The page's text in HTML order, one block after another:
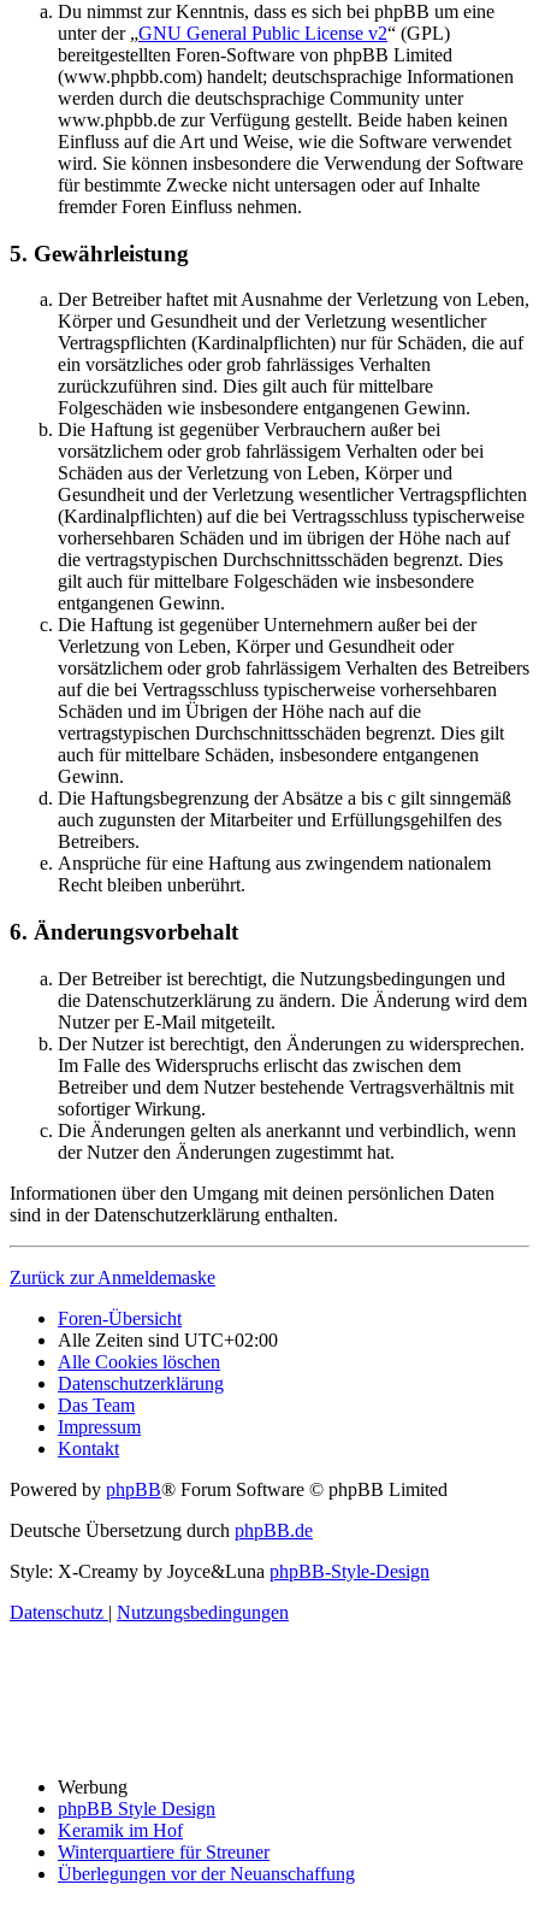
Du nimmst zur Kenntnis, dass es sich bei phpBB um eine
unter der „GNU General Public License v2“ (GPL)
bereitgestellten Foren-Software von phpBB Limited
(www.phpbb.com) handelt; deutschsprachige Informationen
werden durch die deutschsprachige Community unter
www.phpbb.de zur Verfügung gestellt. Beide haben keinen
Einfluss auf die Art und Weise, wie die Software verwendet
wird. Sie können insbesondere die Verwendung der Software
für bestimmte Zwecke nicht untersagen oder auf Inhalte
fremder Foren Einfluss nehmen.
5. Gewährleistung
Der Betreiber haftet mit Ausnahme der Verletzung von Leben,
Körper und Gesundheit und der Verletzung wesentlicher
Vertragspflichten (Kardinalpflichten) nur für Schäden, die auf
ein vorsätzliches oder grob fahrlässiges Verhalten
zurückzuführen sind. Dies gilt auch für mittelbare
Folgeschäden wie insbesondere entgangenen Gewinn.
Die Haftung ist gegenüber Verbrauchern außer bei
vorsätzlichem oder grob fahrlässigem Verhalten oder bei
Schäden aus der Verletzung von Leben, Körper und
Gesundheit und der Verletzung wesentlicher Vertragspflichten
(Kardinalpflichten) auf die bei Vertragsschluss typischerweise
vorhersehbaren Schäden und im übrigen der Höhe nach auf
die vertragstypischen Durchschnittsschäden begrenzt. Dies
gilt auch für mittelbare Folgeschäden wie insbesondere
entgangenen Gewinn.
Die Haftung ist gegenüber Unternehmern außer bei der
Verletzung von Leben, Körper und Gesundheit oder
vorsätzlichem oder grob fahrlässigem Verhalten des Betreibers
auf die bei Vertragsschluss typischerweise vorhersehbaren
Schäden und im Übrigen der Höhe nach auf die
vertragstypischen Durchschnittsschäden begrenzt. Dies gilt
auch für mittelbare Schäden, insbesondere entgangenen
Gewinn.
Die Haftungsbegrenzung der Absätze a bis c gilt sinngemäß
auch zugunsten der Mitarbeiter und Erfüllungsgehilfen des
Betreibers.
Ansprüche für eine Haftung aus zwingendem nationalem
Recht bleiben unberührt.
6. Änderungsvorbehalt
Der Betreiber ist berechtigt, die Nutzungsbedingungen und
die Datenschutzerklärung zu ändern. Die Änderung wird dem
Nutzer per E-Mail mitgeteilt.
Der Nutzer ist berechtigt, den Änderungen zu widersprechen.
Im Falle des Widerspruchs erlischt das zwischen dem
Betreiber und dem Nutzer bestehende Vertragsverhältnis mit
sofortiger Wirkung.
Die Änderungen gelten als anerkannt und verbindlich, wenn
der Nutzer den Änderungen zugestimmt hat.
Informationen über den Umgang mit deinen persönlichen Daten
sind in der Datenschutzerklärung enthalten.
Zurück zur Anmeldemaske
Foren-Übersicht
Alle Zeiten sind UTC+02:00
Alle Cookies löschen
Datenschutzerklärung
Das Team
Impressum
Kontakt
Powered by phpBB® Forum Software © phpBB Limited
Deutsche Übersetzung durch phpBB.de
Style: X-Creamy by Joyce&Luna phpBB-Style-Design
Datenschutz | Nutzungsbedingungen
Werbung
phpBB Style Design
Keramik im Hof
Winterquartiere für Streuner
Überlegungen vor der Neuanschaffung